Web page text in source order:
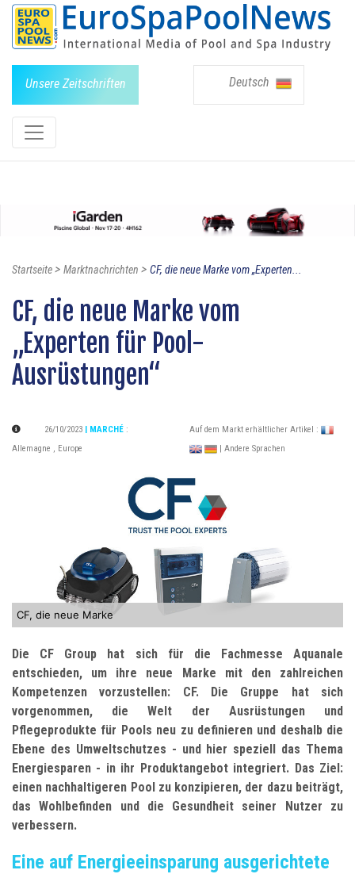
Unsere Zeitschriften Deutsch
Startseite> Marktnachrichten > CF, die neue Marke vom „Experten...
CF, die neue Marke vom
„Experten für Pool-
Ausrüstungen“
26/10/2023 | MARCHÉ :
Allemagne , Europe
Auf dem Markt erhältlicher Artikel :
| Andere Sprachen
CF, die neue Marke
Die CF Group hat sich für die Fachmesse Aquanale
entschieden, um ihre neue Marke mit den zahlreichen
Kompetenzen vorzustellen: CF. Die Gruppe hat sich
vorgenommen, die Welt der Ausrüstungen und
Pflegeprodukte für Pools neu zu definieren und deshalb die
Ebene des Umweltschutzes - und hier speziell das Thema
Energiesparen - in ihr Produktangebot integriert. Das Ziel:
einen nachhaltigeren Pool zu konzipieren, der dazu beiträgt,
das Wohlbefinden und die Gesundheit seiner Nutzer zu
verbessern.
Eine auf Energieeinsparung ausgerichtete